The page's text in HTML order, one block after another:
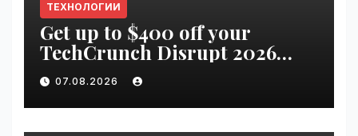
ТЕХНОЛОГИИ
Get up to $400 off your
TechCrunch Disrupt 2026
pass until tomorrow |
VseTime.ru
07.08.2026